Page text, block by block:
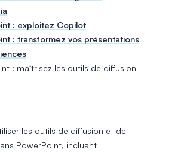
: exploitez Copilot
: transformez vos présentations
: maîtrisez les outils de diffusion
les outils de diffusion et de
PowerPoint, incluant